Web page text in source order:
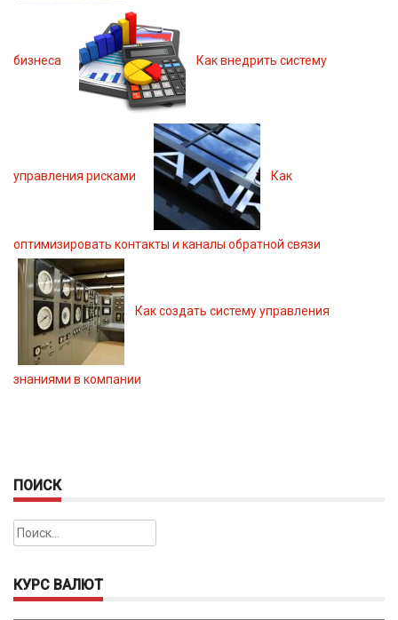
бизнеса Как внедрить систему
управления рисками Как
оптимизировать контакты и каналы обратной связи
Как создать систему управления
знаниями в компании
ПОИСК
Найти:
КУРС ВАЛЮТ